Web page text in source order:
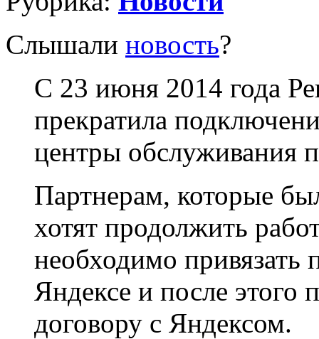
Слышали новость?
C 23 июня 2014 года
прекратила
центры обслуживания
Партнерам, которые
хотят продолжить
необходимо привязать
Яндексе и после этого
договору с Яндексом.